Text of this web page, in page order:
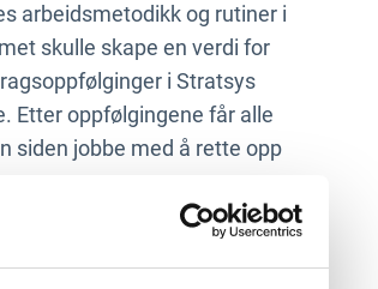
arbeidsmetodikk og rutiner i
skulle skape en verdi for
i Stratsys
Etter oppfølgingene får alle
siden jobbe med å rette opp